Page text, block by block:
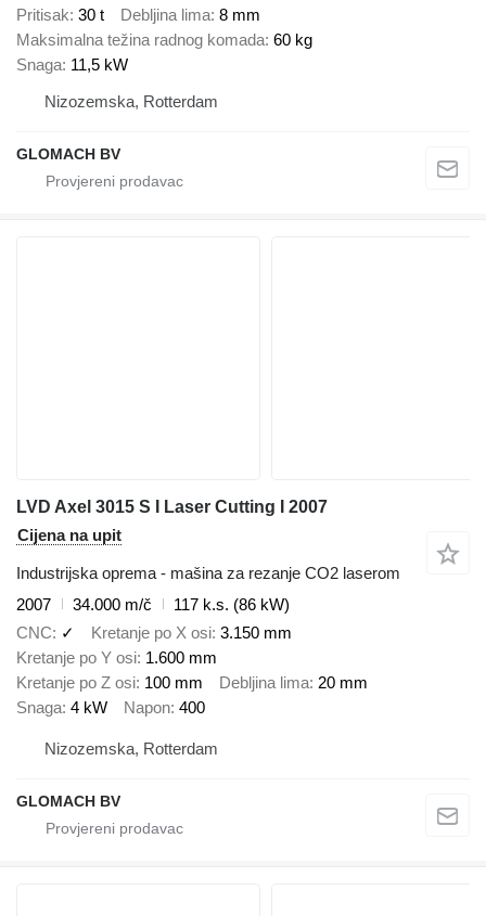
Pritisak 30 t Debljina lima 8 mm
Maksimalna težina radnog komada 60 kg
Snaga 11,5 kW
Nizozemska, Rotterdam
GLOMACH BV
LVD Axel 3015 S I Laser Cutting I 2007
Cijena na upit
Industrijska oprema - mašina za rezanje CO2 laserom
2007
34.000 m/č
117 k.s. (86 kW)
CNC
✓ Kretanje po X osi 3.150 mm
Kretanje po Y osi 1.600 mm
Kretanje po Z osi 100 mm Debljina lima 20 mm
Snaga 4 kW Napon 400
Nizozemska, Rotterdam
GLOMACH BV